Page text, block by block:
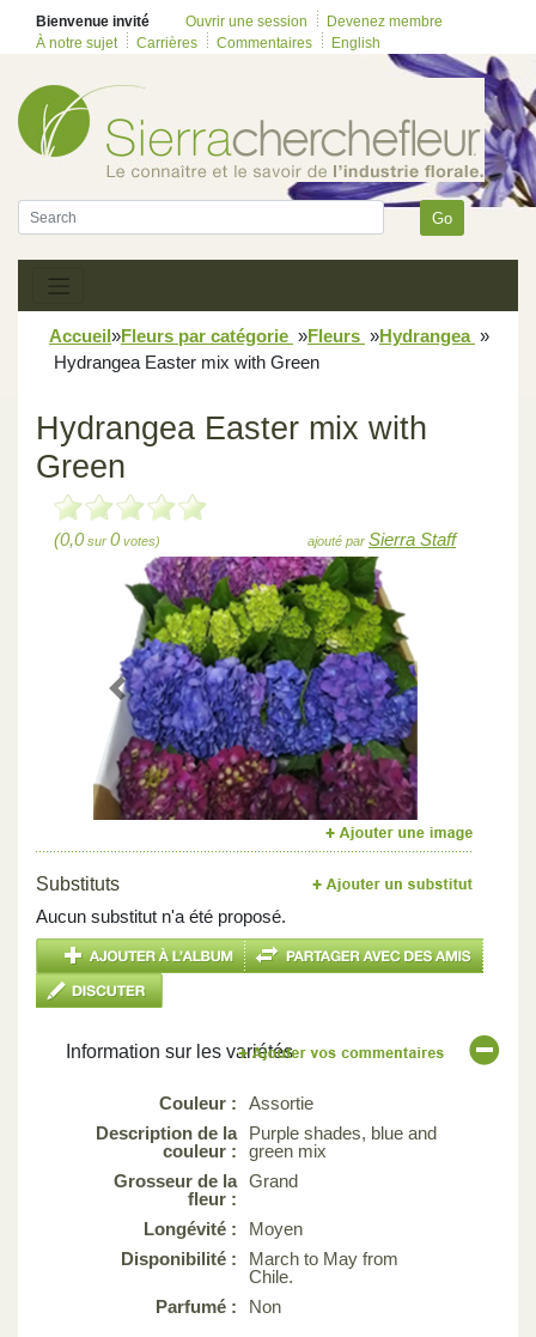
Bienvenue invité Ouvrir une session
Devenez membre
À notre sujet
Carrières Commentaires English
Go
Accueil»Fleurs par catégorie »Fleurs »Hydrangea »
Hydrangea Easter mix with Green
Hydrangea Easter mix with
Green
(0,0sur 0votes) ajouté par Sierra Staff
Previous Next
Substituts
Aucun substitut n'a été proposé.
Information sur les variétés
Couleur :
Assortie
Description de la
couleur :
Purple shades, blue and
green mix
Grosseur de la
fleur :
Grand
Longévité :
Moyen
Disponibilité :
March to May from
Chile.
Parfumé :
Non